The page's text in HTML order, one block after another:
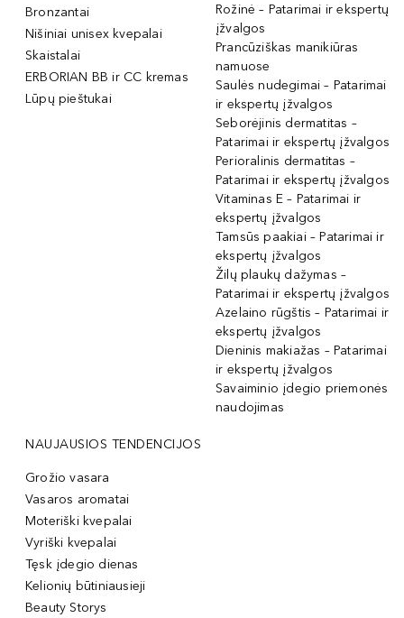
Bronzantai
Nišiniai unisex kvepalai
Skaistalai
ERBORIAN BB ir CC kremas
Lūpų pieštukai
Rožinė – Patarimai ir ekspertų
įžvalgos
Prancūziškas manikiūras
namuose
Saulės nudegimai – Patarimai
ir ekspertų įžvalgos
Seborėjinis dermatitas –
Patarimai ir ekspertų įžvalgos
Perioralinis dermatitas –
Patarimai ir ekspertų įžvalgos
Vitaminas E – Patarimai ir
ekspertų įžvalgos
Tamsūs paakiai – Patarimai ir
ekspertų įžvalgos
Žilų plaukų dažymas –
Patarimai ir ekspertų įžvalgos
Azelaino rūgštis – Patarimai ir
ekspertų įžvalgos
Dieninis makiažas – Patarimai
ir ekspertų įžvalgos
Savaiminio įdegio priemonės
naudojimas
NAUJAUSIOS TENDENCIJOS
Grožio vasara
Vasaros aromatai
Moteriški kvepalai
Vyriški kvepalai
Tęsk įdegio dienas
Kelionių būtiniausieji
Beauty Storys